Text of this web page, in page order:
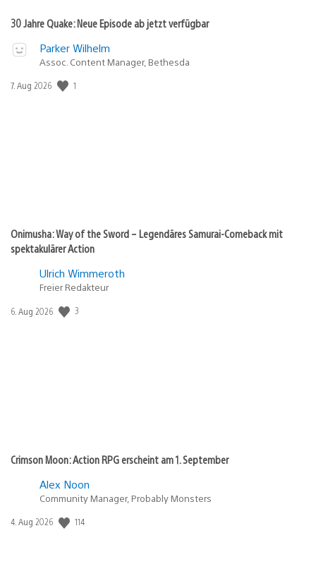
30 Jahre Quake: Neue Episode ab jetzt verfügbar
Parker Wilhelm
Assoc. Content Manager, Bethesda
Veröffentlichungsdatum:
7. Aug 2026 1
Onimusha: Way of the Sword – Legendäres Samurai-Comeback mit
spektakulärer Action
Ulrich Wimmeroth
Freier Redakteur
Veröffentlichungsdatum:
6. Aug 2026 3
Crimson Moon: Action RPG erscheint am 1. September
Alex Noon
Community Manager, Probably Monsters
Veröffentlichungsdatum:
4. Aug 2026 114